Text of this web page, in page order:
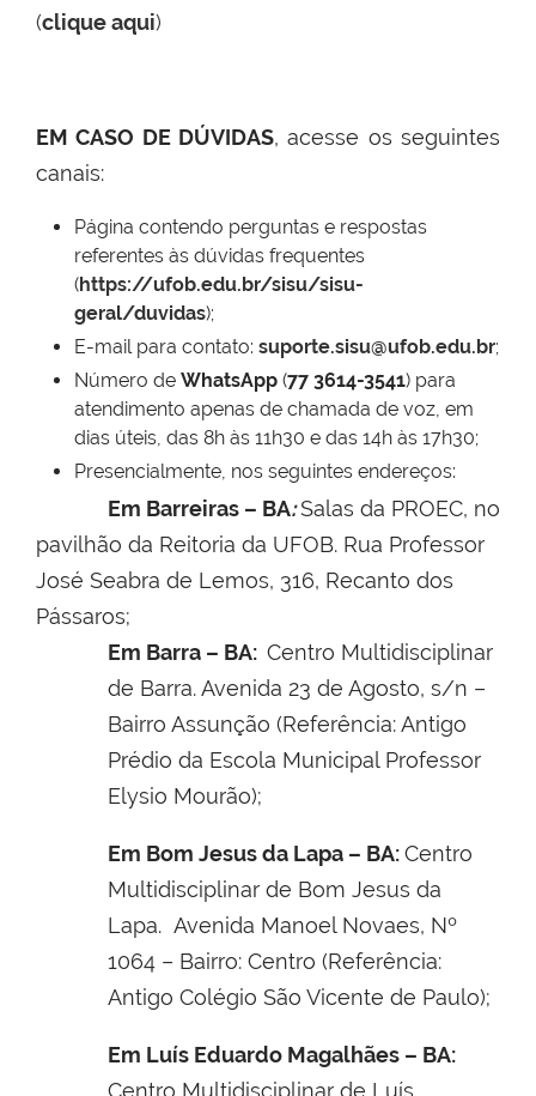
(clique aqui)
EM CASO DE DÚVIDAS, acesse os seguintes
canais:
Página contendo perguntas e respostas
referentes às dúvidas frequentes
(https://ufob.edu.br/sisu/sisu-
geral/duvidas);
E-mail para contato: suporte.sisu@ufob.edu.br;
Número de WhatsApp (77 3614-3541) para
atendimento apenas de chamada de voz, em
dias úteis, das 8h às 11h30 e das 14h às 17h30;
Presencialmente, nos seguintes endereços:
Em Barreiras – BA:Salas da PROEC, no
pavilhão da Reitoria da UFOB. Rua Professor
José Seabra de Lemos, 316, Recanto dos
Pássaros;
Em Barra – BA: Centro Multidisciplinar
de Barra. Avenida 23 de Agosto, s/n –
Bairro Assunção (Referência: Antigo
Prédio da Escola Municipal Professor
Elysio Mourão);
Em Bom Jesus da Lapa – BA:Centro
Multidisciplinar de Bom Jesus da
Lapa. Avenida Manoel Novaes, Nº
1064 – Bairro: Centro (Referência:
Antigo Colégio São Vicente de Paulo);
Em Luís Eduardo Magalhães – BA:
Centro Multidisciplinar de Luís